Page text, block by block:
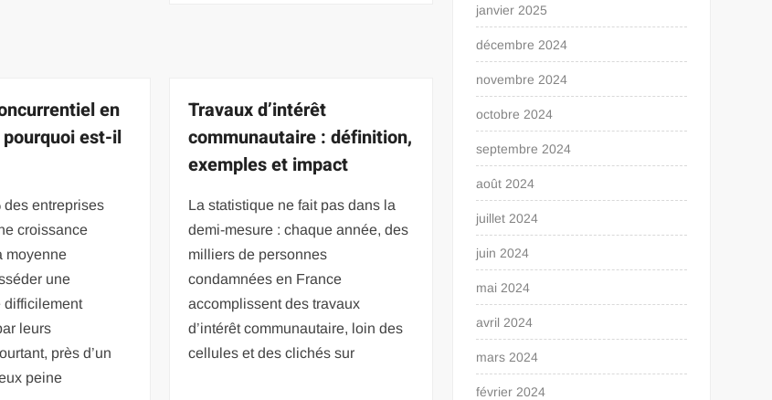
en
est-il
des entreprises
croissance
moyenne
une
difficilement
leurs
près d’un
peine
Travaux d’intérêt
communautaire : définition,
exemples et impact
La statistique ne fait pas dans la
demi-mesure : chaque année, des
milliers de personnes
condamnées en France
accomplissent des travaux
d’intérêt communautaire, loin des
cellules et des clichés sur
janvier 2025
décembre 2024
novembre 2024
octobre 2024
septembre 2024
août 2024
juillet 2024
juin 2024
mai 2024
avril 2024
mars 2024
février 2024